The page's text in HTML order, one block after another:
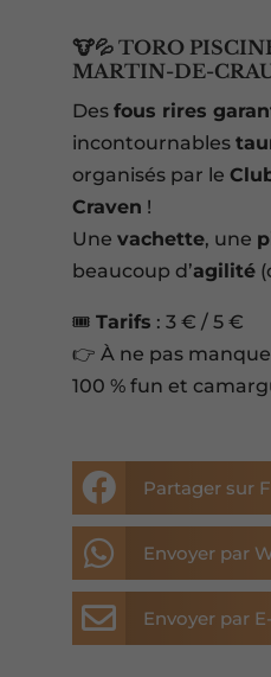
🐮💦 TORO
MARTIN-DE-
Des fous rires
incontournables
organisés par le
Craven !
Une vachette, une
beaucoup d’agilité
🎟️ Tarifs : 3 € / 5 €
👉 À ne pas
100 % fun et
 Partager sur
 Envoyer par
 Envoyer par